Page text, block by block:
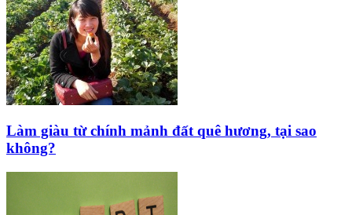
Làm giàu từ chính mảnh đất quê hương, tại sao
không?